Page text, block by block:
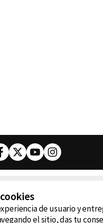
Facebook
TwitterYoutubeInstagram
de usuario y
el sitio, das tu